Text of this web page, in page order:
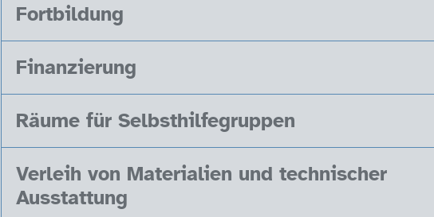
Fortbildung
Finanzierung
Räume für Selbsthilfegruppen
Verleih von Materialien und technischer
Ausstattung